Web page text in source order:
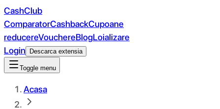
CashClub
ComparatorCashbackCupoane
reducereVouchereBlogLoializare
Login
Descarca extensia
Toggle menu
Acasa